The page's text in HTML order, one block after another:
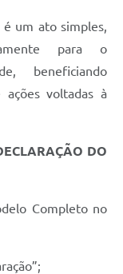
um ato simples,
para o
beneficiando
voltadas à
DO
Completo no